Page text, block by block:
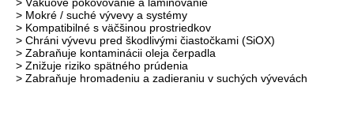
> Mokré / suché vývevy a systémy
> Kompatibilné s väčšinou prostriedkov
> Chráni vývevu pred škodlivými čiastočkami (SiOX)
> Zabraňuje kontaminácii oleja čerpadla
> Znižuje riziko spätného prúdenia
> Zabraňuje hromadeniu a zadieraniu v suchých vývevách